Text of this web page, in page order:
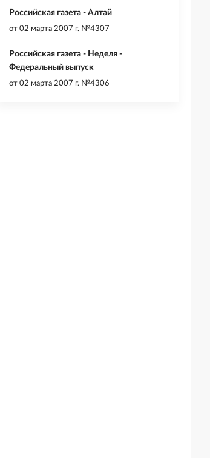
Российская газета - Алтай
от 02 марта 2007 г. №4307
Российская газета - Неделя -
Федеральный выпуск
от 02 марта 2007 г. №4306